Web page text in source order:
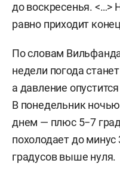
до воскресенья. <…>
равно приходит
По словам
недели погода
а давление
В понедельник
днем — плюс 5−7
похолодает до минус
градусов выше нуля.